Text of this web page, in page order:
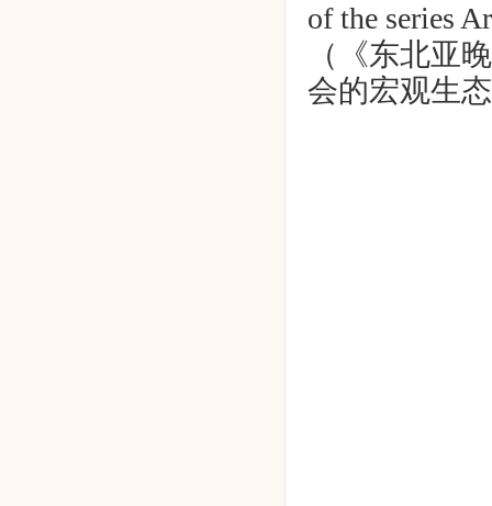
of the series
（《东北亚
会的宏观生